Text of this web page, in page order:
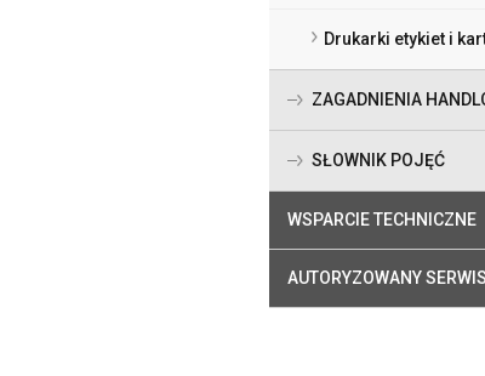
Drukarki etykiet i
ZAGADNIENIA
SŁOWNIK POJĘĆ
WSPARCIE TECHNICZNE
AUTORYZOWANY SERWIS